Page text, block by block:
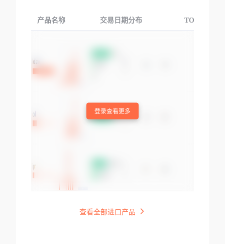
产品名称 交易日期分布 TOP3交易国
登录查看更多
查看全部进口产品